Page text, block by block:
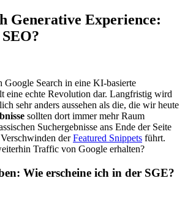
Generative Experience:
Search in eine KI-basierte
eine echte Revolution dar. Langfristig wird
sehr anders aussehen als die, die wir heute
sollten dort immer mehr Raum
Suchergebnisse ans Ende der Seite
derFeatured Snippets führt.
Traffic von Google erhalten?
Wie erscheine ich in der SGE?